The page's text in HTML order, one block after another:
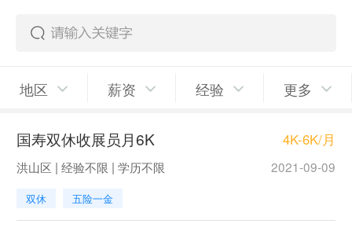
地区 薪资 经验 更多
国寿双休收展员月6K 4K-6K/月
洪山区 | 经验不限 | 学历不限 2021-09-09
双休 五险一金